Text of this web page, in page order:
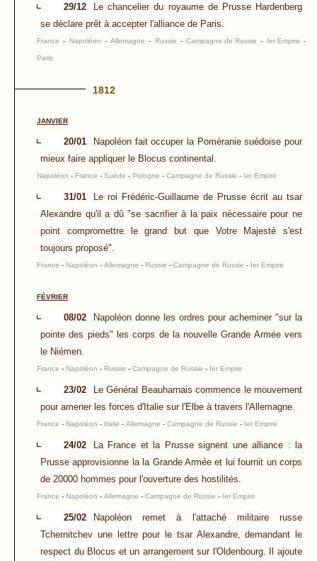
29/12
Le chancelier du royaume de Prusse Hardenberg
se déclare prêt à accepter l'alliance de Paris.
France - Napoléon -Allemagne - Russie -Campagne de Russie - Ier Empire -
Paris
1812
JANVIER
20/01
Napoléon fait occuper la Poméranie suédoise pour
mieux faire appliquer le Blocus continental.
Napoléon - France - Suède - Pologne - Campagne de Russie - Ier Empire
31/01
Le roi Frédéric-Guillaume de Prusse écrit au tsar
Alexandre qu'il a dû "se sacrifier à la paix nécessaire pour ne
point compromettre le grand but que Votre Majesté s'est
toujours proposé".
France - Napoléon - Allemagne - Russie - Campagne de Russie - Ier Empire
FÉVRIER
08/02
Napoléon donne les ordres pour acheminer "sur la
pointe des pieds" les corps de la nouvelle Grande Armée vers
le Niémen.
France - Napoléon - Russie - Campagne de Russie - Ier Empire
23/02
Le Général Beauharnais commence le mouvement
pour amener les forces d'Italie sur l'Elbe à travers l'Allemagne.
France - Napoléon - Italie - Allemagne - Campagne de Russie - Ier Empire
24/02
La France et la Prusse signent une alliance : la
Prusse approvisionne la la Grande Armée et lui fournit un corps
de 20000 hommes pour l'ouverture des hostilités.
France - Napoléon - Allemagne - Campagne de Russie - Ier Empire
25/02
Napoléon remet à l'attaché militaire russe
Tchernitchev une lettre pour le tsar Alexandre, demandant le
respect du Blocus et un arrangement sur l'Oldenbourg. Il ajoute